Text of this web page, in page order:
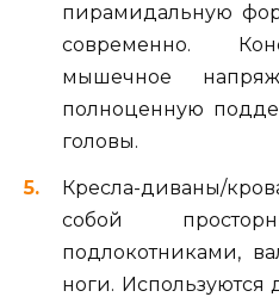
пирамидальную
современно.
мышечное
полноценную
головы.
Кресла-диваны/
собой
подлокотниками,
ноги. Используются